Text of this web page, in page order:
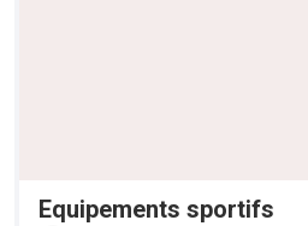
Equipements sportifs